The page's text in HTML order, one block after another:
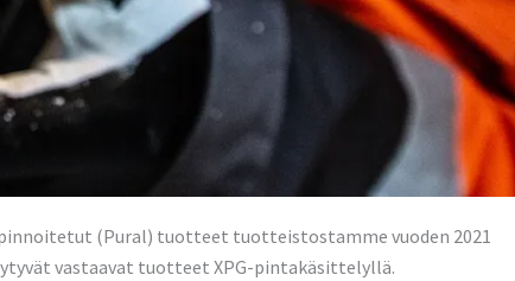
(Pural) tuotteet tuotteistostamme vuoden 2021
vastaavat tuotteet XPG-pintakäsittelyllä.